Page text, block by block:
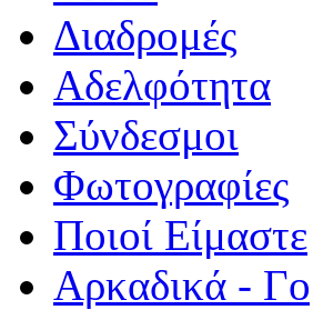
Διαδρομές
Αδελφότητα
Σύνδεσμοι
Φωτογραφίες
Ποιοί Είμαστε
Αρκαδικά -